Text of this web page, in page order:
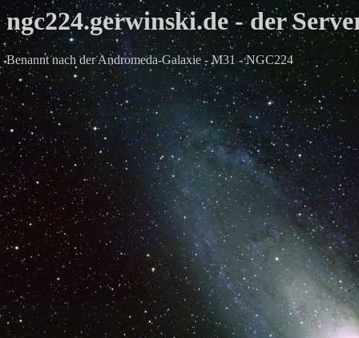
ngc224.gerwinski.de - der
Benannt nach der Andromeda-Galaxie - M31 - NGC224